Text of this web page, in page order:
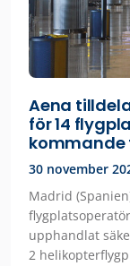
Aena
för 14
kommande
30 november
Madrid
upphandlat
2